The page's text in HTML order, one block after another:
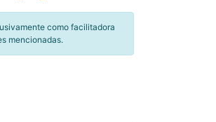
como facilitadora
mencionadas.